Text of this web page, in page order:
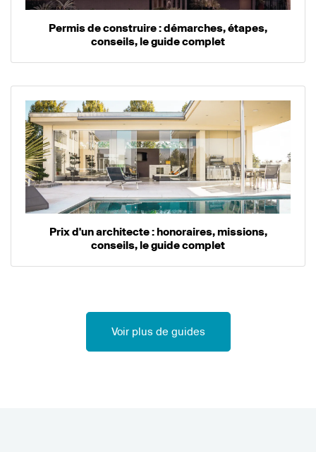
Permis de construire : démarches, étapes,
conseils, le guide complet
Prix d'un architecte : honoraires, missions,
conseils, le guide complet
Voir plus de guides